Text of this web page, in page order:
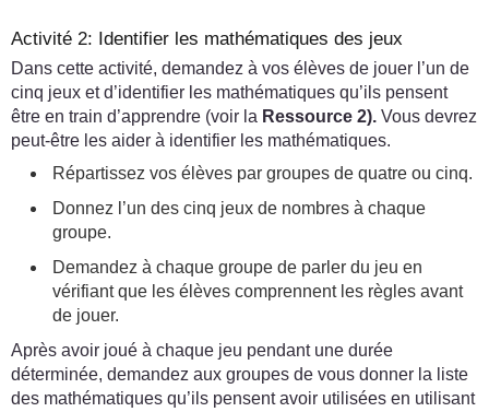
Activité 2: Identifier les mathématiques des jeux
Dans cette activité, demandez à vos élèves de jouer l’un de
cinq jeux et d’identifier les mathématiques qu’ils pensent
être en train d’apprendre (voir la Ressource 2). Vous devrez
peut-être les aider à identifier les mathématiques.
Répartissez vos élèves par groupes de quatre ou cinq.
Donnez l’un des cinq jeux de nombres à chaque
groupe.
Demandez à chaque groupe de parler du jeu en
vérifiant que les élèves comprennent les règles avant
de jouer.
Après avoir joué à chaque jeu pendant une durée
déterminée, demandez aux groupes de vous donner la liste
des mathématiques qu’ils pensent avoir utilisées en utilisant